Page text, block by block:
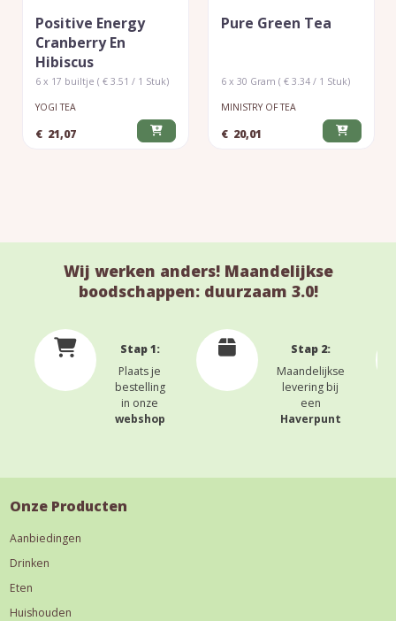
Positive Energy
Cranberry En
Hibiscus
6 x 17 builtje ( € 3.51 / 1 Stuk)
YOGI TEA
€ 21,07
Pure Green Tea
6 x 30 Gram ( € 3.34 / 1 Stuk)
MINISTRY OF TEA
€ 20,01
Wij werken anders! Maandelijkse
boodschappen: duurzaam 3.0!
Stap 1:
Plaats je
bestelling
in onze
webshop
Stap 2:
Maandelijkse
levering bij
een
Haverpunt
Onze Producten
Aanbiedingen
Drinken
Eten
Huishouden